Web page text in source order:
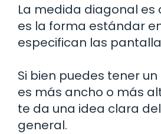
La medida diagonal es
es la forma estándar
especifican las
Si bien puedes tener
es más ancho o más
te da una idea clara
general.